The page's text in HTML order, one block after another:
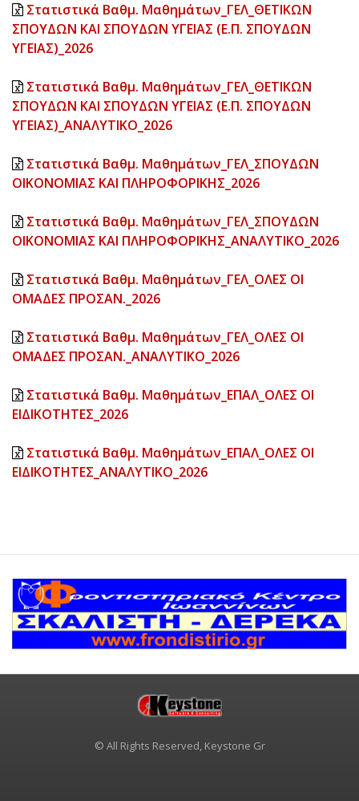
Στατιστικά Βαθμ. Μαθημάτων_ΓΕΛ_ΘΕΤΙΚΩΝ
ΣΠΟΥΔΩΝ ΚΑΙ ΣΠΟΥΔΩΝ ΥΓΕΙΑΣ (Ε.Π. ΣΠΟΥΔΩΝ
ΥΓΕΙΑΣ)_2026
Στατιστικά Βαθμ. Μαθημάτων_ΓΕΛ_ΘΕΤΙΚΩΝ
ΣΠΟΥΔΩΝ ΚΑΙ ΣΠΟΥΔΩΝ ΥΓΕΙΑΣ (Ε.Π. ΣΠΟΥΔΩΝ
ΥΓΕΙΑΣ)_ΑΝΑΛΥΤΙΚΟ_2026
Στατιστικά Βαθμ. Μαθημάτων_ΓΕΛ_ΣΠΟΥΔΩΝ
ΟΙΚΟΝΟΜΙΑΣ ΚΑΙ ΠΛΗΡΟΦΟΡΙΚΗΣ_2026
Στατιστικά Βαθμ. Μαθημάτων_ΓΕΛ_ΣΠΟΥΔΩΝ
ΟΙΚΟΝΟΜΙΑΣ ΚΑΙ ΠΛΗΡΟΦΟΡΙΚΗΣ_ΑΝΑΛΥΤΙΚΟ_2026
Στατιστικά Βαθμ. Μαθημάτων_ΓΕΛ_ΟΛΕΣ ΟΙ
ΟΜΑΔΕΣ ΠΡΟΣΑΝ._2026
Στατιστικά Βαθμ. Μαθημάτων_ΓΕΛ_ΟΛΕΣ ΟΙ
ΟΜΑΔΕΣ ΠΡΟΣΑΝ._ΑΝΑΛΥΤΙΚΟ_2026
Στατιστικά Βαθμ. Μαθημάτων_ΕΠΑΛ_ΟΛΕΣ ΟΙ
ΕΙΔΙΚΟΤΗΤΕΣ_2026
Στατιστικά Βαθμ. Μαθημάτων_ΕΠΑΛ_ΟΛΕΣ ΟΙ
ΕΙΔΙΚΟΤΗΤΕΣ_ΑΝΑΛΥΤΙΚΟ_2026
© All Rights Reserved, Keystone Gr